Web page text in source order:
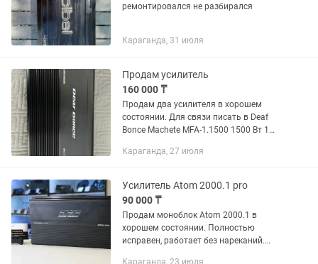
ремонтировался не разбирался
Караганда, 31 июля
Продам усилитель
160 000 ₸
Продам два усилителя в хорошем
состоянии. Для связи писать в Deaf
Bonce Machete MFA-1.1500 1500 Вт 1
Pro 4.200 v.3 650 Вт 4 канальный -
Караганда, 27 июля
Усилитель Atom 2000.1 pro
90 000 ₸
Продам моноблок Atom 2000.1 в
хорошем состоянии. Полностью
исправен, работает без нареканий.
Караганда, 23 июля